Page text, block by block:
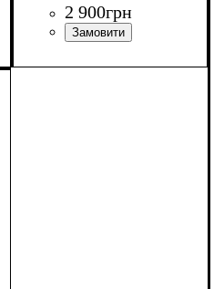
2 900грн